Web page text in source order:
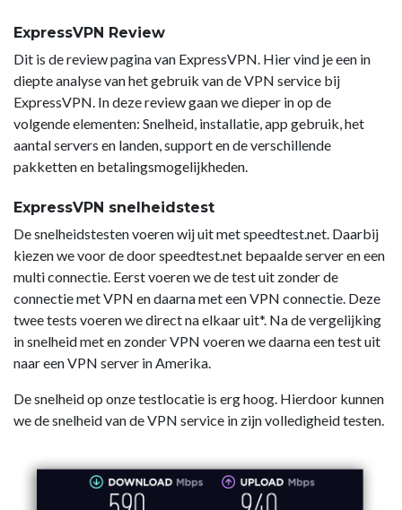
ExpressVPN Review
Dit is de review pagina van ExpressVPN. Hier vind je een in
diepte analyse van het gebruik van de VPN service bij
ExpressVPN. In deze review gaan we dieper in op de
volgende elementen: Snelheid, installatie, app gebruik, het
aantal servers en landen, support en de verschillende
pakketten en betalingsmogelijkheden.
ExpressVPN snelheidstest
De snelheidstesten voeren wij uit met speedtest.net. Daarbij
kiezen we voor de door speedtest.net bepaalde server en een
multi connectie. Eerst voeren we de test uit zonder de
connectie met VPN en daarna met een VPN connectie. Deze
twee tests voeren we direct na elkaar uit*. Na de vergelijking
in snelheid met en zonder VPN voeren we daarna een test uit
naar een VPN server in Amerika.
De snelheid op onze testlocatie is erg hoog. Hierdoor kunnen
we de snelheid van de VPN service in zijn volledigheid testen.